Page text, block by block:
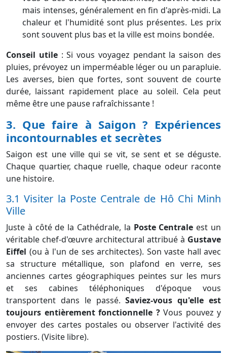
mais intenses, généralement en fin d'après-midi. La
chaleur et l'humidité sont plus présentes. Les prix
sont souvent plus bas et la ville est moins bondée.
Conseil utile: Si vous voyagez pendant la saison des
pluies, prévoyez un imperméable léger ou un parapluie.
Les averses, bien que fortes, sont souvent de courte
durée, laissant rapidement place au soleil. Cela peut
même être une pause rafraîchissante !
3. Que faire à Saigon ? Expériences
incontournables et secrètes
Saigon est une ville qui se vit, se sent et se déguste.
Chaque quartier, chaque ruelle, chaque odeur raconte
une histoire.
3.1 Visiter la Poste Centrale de Hô Chi Minh
Ville
Juste à côté de la Cathédrale, la Poste Centrale est un
véritable chef-d'œuvre architectural attribué à Gustave
Eiffel (ou à l'un de ses architectes). Son vaste hall avec
sa structure métallique, son plafond en verre, ses
anciennes cartes géographiques peintes sur les murs
et ses cabines téléphoniques d'époque vous
transportent dans le passé.Saviez-vous qu'elle est
toujours entièrement fonctionnelle ?Vous pouvez y
envoyer des cartes postales ou observer l'activité des
postiers. (Visite libre).